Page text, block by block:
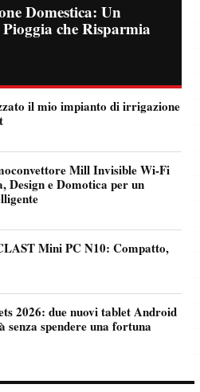
Domestica: Un
che Risparmia
il mio impianto di irrigazione
Mill Invisible Wi-Fi
Design e Domotica per un
Mini PC N10: Compatto,
2026: due nuovi tablet Android
senza spendere una fortuna